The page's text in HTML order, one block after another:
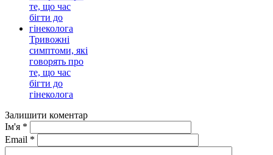
Тривожні
симптоми, які
говорять про
те, що час
бігти до
гінеколога
Залишити коментар
Ім'я *
Email *